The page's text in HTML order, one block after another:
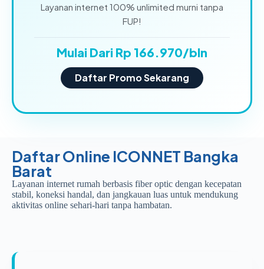
Layanan internet 100% unlimited murni tanpa
FUP!
Mulai Dari Rp 166.970/bln
Daftar Promo Sekarang
Daftar Online ICONNET Bangka
Barat
Layanan internet rumah berbasis fiber optic dengan kecepatan
stabil, koneksi handal, dan jangkauan luas untuk mendukung
aktivitas online sehari-hari tanpa hambatan.